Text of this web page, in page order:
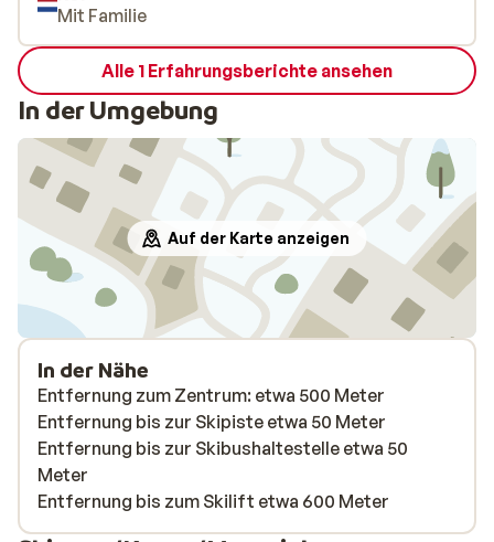
Mit Familie
Alle 1 Erfahrungsberichte ansehen
In der Umgebung
Auf der Karte anzeigen
In der Nähe
Entfernung zum Zentrum: etwa 500 Meter
Entfernung bis zur Skipiste etwa 50 Meter
Entfernung bis zur Skibushaltestelle etwa 50
Meter
Entfernung bis zum Skilift etwa 600 Meter